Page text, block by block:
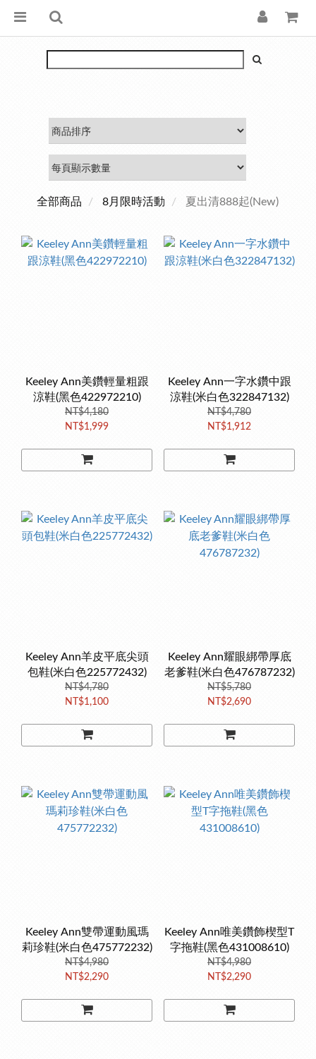
全部商品 8月限時活動 夏出清888起(New)
Keeley Ann美鑽輕量粗跟
涼鞋(黑色422972210)
NT$4,180
NT$1,999
Keeley Ann一字水鑽中跟
涼鞋(米白色322847132)
NT$4,780
NT$1,912
Keeley Ann羊皮平底尖頭
包鞋(米白色225772432)
NT$4,780
NT$1,100
Keeley Ann耀眼綁帶厚底
老爹鞋(米白色476787232)
NT$5,780
NT$2,690
Keeley Ann雙帶運動風瑪
莉珍鞋(米白色475772232)
NT$4,980
NT$2,290
Keeley Ann唯美鑽飾楔型T
字拖鞋(黑色431008610)
NT$4,980
NT$2,290